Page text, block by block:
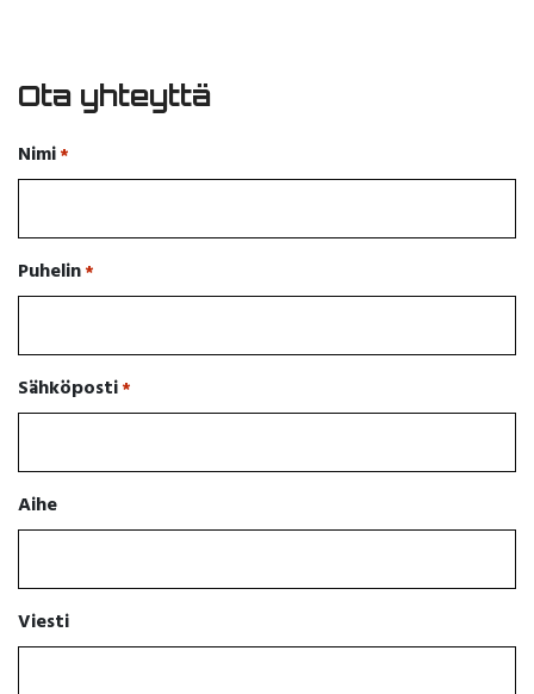
Ota yhteyttä
Nimi*
Puhelin*
Sähköposti*
Aihe
Viesti